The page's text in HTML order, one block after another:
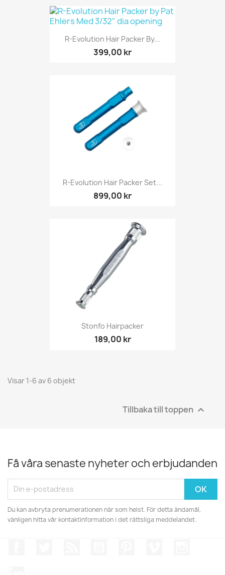
R-Evolution Hair Packer By...
399,00 kr
R-Evolution Hair Packer Set...
899,00 kr
Stonfo Hairpacker
189,00 kr
Visar 1-6 av 6 objekt
Tillbaka till toppen 
Få våra senaste nyheter och erbjudanden
Du kan avbryta prenumerationen när som helst. För detta ändamål,
vänligen hitta vår kontaktinformation i det rättsliga meddelandet.